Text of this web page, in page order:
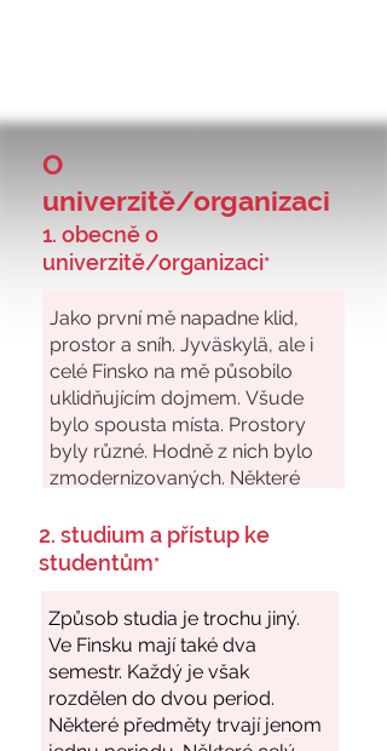
O
univerzitě/organizaci
1. obecně o
univerzitě/organizaci*
2. studium a přístup ke
studentům*